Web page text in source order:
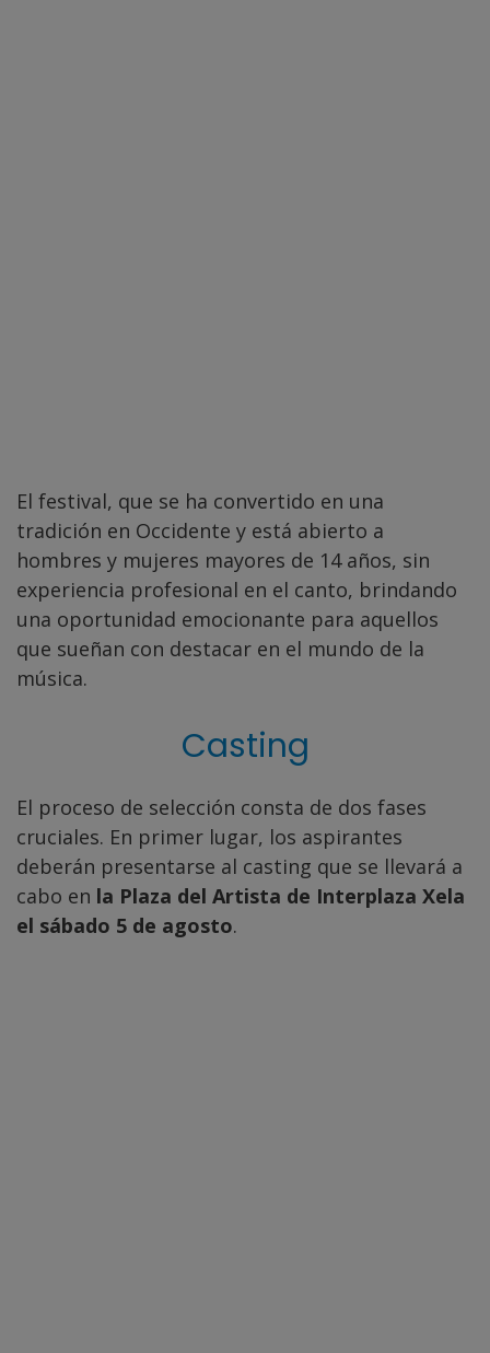
El festival, que se ha convertido en una
tradición en Occidente y está abierto a
hombres y mujeres mayores de 14 años, sin
experiencia profesional en el canto, brindando
una oportunidad emocionante para aquellos
que sueñan con destacar en el mundo de la
música.
Casting
El proceso de selección consta de dos fases
cruciales. En primer lugar, los aspirantes
deberán presentarse al casting que se llevará a
cabo en la Plaza del Artista de Interplaza Xela
el sábado 5 de agosto.